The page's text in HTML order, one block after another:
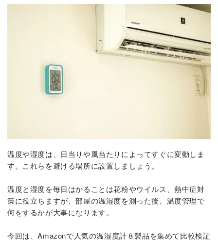
温度や湿度は、日当りや風当たりによってすぐに変動しま
す。これらを避ける場所に設置しましょう。
温度と湿度を毎日はかることは花粉やウイルス、熱中症対
策に役立ちますが、部屋の温湿度を測った後、温度管理で
何をするかが大事になります。
今回は、Amazonで人気の温湿度計８製品を集めて比較検証